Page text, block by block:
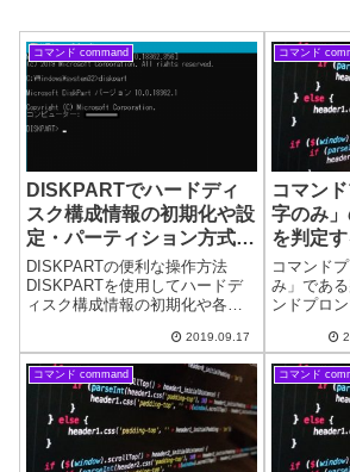
コマンド command
DISKPARTでハードディ
スク構成情報の初期化や設
定・パーティション方式変
換 操作
DISKPARTの便利な操作方法
DISKPARTを使用してハードデ
ィスク構成情報の初期化や各設
変換など、さまざまな操作がで
きます。MBR方式で4つめのプラ
イマリパーティションを作成す
ることもできます。ここで
は、...
2019.09.17
コマンド
コマン
字のみ
を判定
コマンド
み」であ
ンドプロ
です。多
すが、私
ドのご紹
数字をす
かどうか
コマンド command コマンド